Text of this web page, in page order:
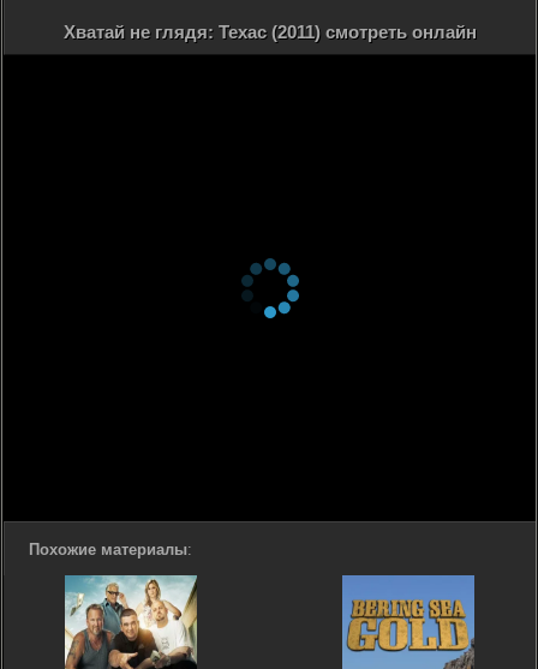
Хватай не глядя: Техас (2011) смотреть онлайн
Похожие материалы: